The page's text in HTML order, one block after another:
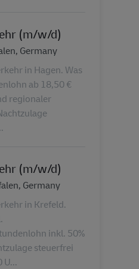
(m/w/d)
Germany
in Hagen. Was
ab 18,50 €
regionaler
(m/w/d)
Germany
in Krefeld.
inkl. 50%
steuerfrei
U...